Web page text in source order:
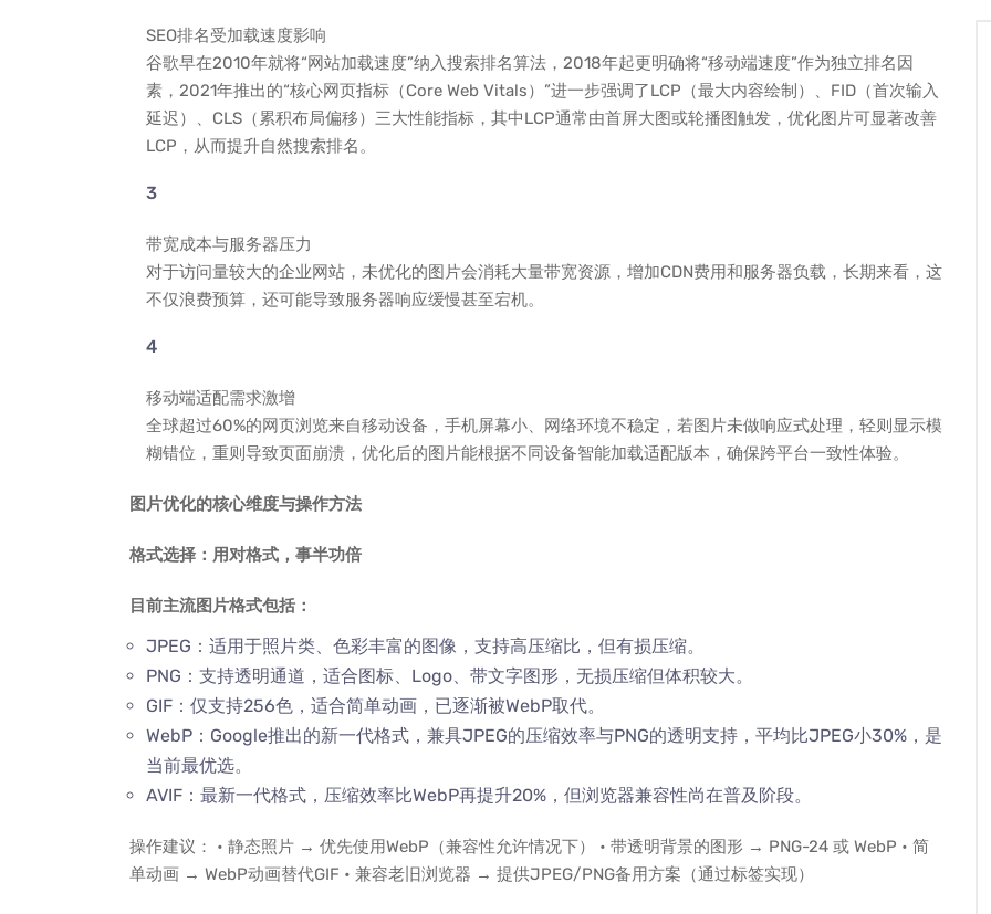
SEO排名受加载速度影响
谷歌早在2010年就将“网站加载速度”纳入搜索排名算法，2018年起更明确将“移动端速度”作为独立排名因
素，2021年推出的“核心网页指标（Core Web Vitals）”进一步强调了LCP（最大内容绘制）、FID（首次输入
延迟）、CLS（累积布局偏移）三大性能指标，其中LCP通常由首屏大图或轮播图触发，优化图片可显著改善
LCP，从而提升自然搜索排名。
带宽成本与服务器压力
对于访问量较大的企业网站，未优化的图片会消耗大量带宽资源，增加CDN费用和服务器负载，长期来看，这
不仅浪费预算，还可能导致服务器响应缓慢甚至宕机。
移动端适配需求激增
全球超过60%的网页浏览来自移动设备，手机屏幕小、网络环境不稳定，若图片未做响应式处理，轻则显示模
糊错位，重则导致页面崩溃，优化后的图片能根据不同设备智能加载适配版本，确保跨平台一致性体验。
图片优化的核心维度与操作方法
格式选择：用对格式，事半功倍
目前主流图片格式包括：
JPEG：适用于照片类、色彩丰富的图像，支持高压缩比，但有损压缩。
PNG：支持透明通道，适合图标、Logo、带文字图形，无损压缩但体积较大。
GIF：仅支持256色，适合简单动画，已逐渐被WebP取代。
WebP：Google推出的新一代格式，兼具JPEG的压缩效率与PNG的透明支持，平均比JPEG小30%，是
当前最优选。
AVIF：最新一代格式，压缩效率比WebP再提升20%，但浏览器兼容性尚在普及阶段。
操作建议： • 静态照片 → 优先使用WebP（兼容性允许情况下） • 带透明背景的图形 → PNG-24 或 WebP • 简
单动画 → WebP动画替代GIF • 兼容老旧浏览器 → 提供JPEG/PNG备用方案（通过标签实现）